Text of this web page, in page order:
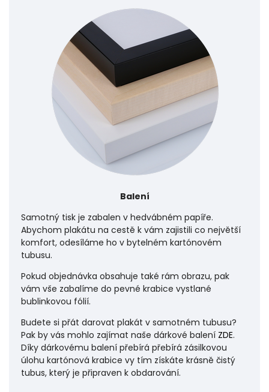
Balení
Samotný tisk je zabalen v hedvábném papíře.
Abychom plakátu na cestě k vám zajistili co největší
komfort, odesíláme ho v bytelném kartónovém
tubusu.
Pokud objednávka obsahuje také rám obrazu, pak
vám vše zabalíme do pevné krabice vystlané
bublinkovou fólií.
Budete si přát darovat plakát v samotném tubusu?
Pak by vás mohlo zajímat naše dárkové balení ZDE.
Díky dárkovému balení přebírá přebírá zásilkovou
úlohu kartónová krabice vy tím získáte krásně čistý
tubus, který je připraven k obdarování.